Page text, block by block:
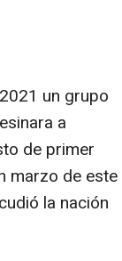
un grupo
a
de primer
marzo de este
la nación